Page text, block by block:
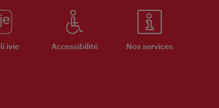
ivie Accessibilité Nos services